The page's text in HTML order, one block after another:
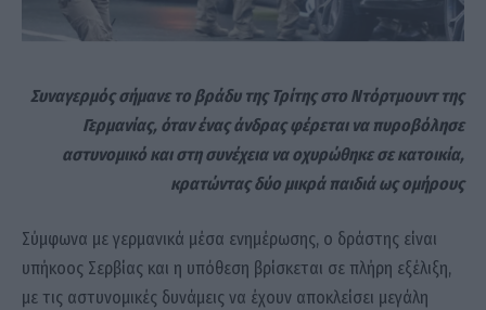
Συναγερμός σήμανε το βράδυ της Τρίτης στο Ντόρτμουντ της
Γερμανίας, όταν ένας άνδρας φέρεται να πυροβόλησε
αστυνομικό και στη συνέχεια να οχυρώθηκε σε κατοικία,
κρατώντας δύο μικρά παιδιά ως ομήρους
Σύμφωνα με γερμανικά μέσα ενημέρωσης, ο δράστης είναι
υπήκοος Σερβίας και η υπόθεση βρίσκεται σε πλήρη εξέλιξη,
με τις αστυνομικές δυνάμεις να έχουν αποκλείσει μεγάλη